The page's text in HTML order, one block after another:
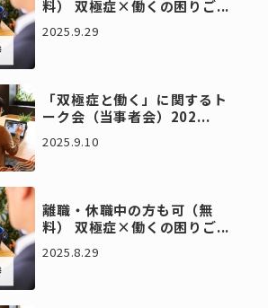
料） 双極症×働くの困りご...
2025.9.29
「双極症と働く」に関するト
ーク会（当事者会）202...
2025.9.10
離職・休職中の方も可（無
料） 双極症×働くの困りご...
2025.8.29